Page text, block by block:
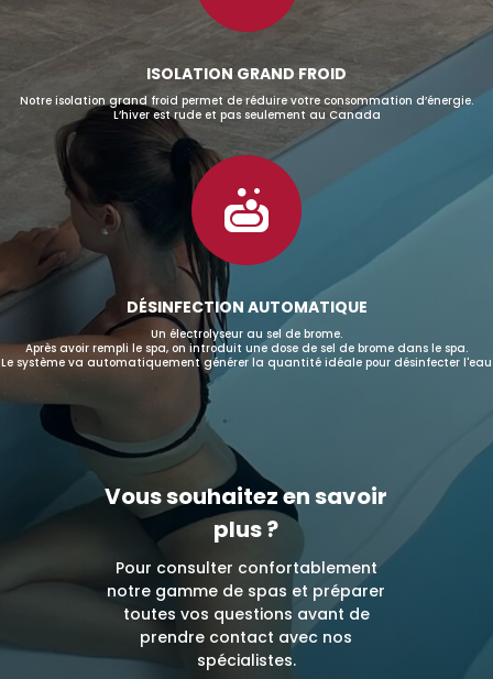
ISOLATION GRAND FROID
Notre isolation grand froid permet de réduire votre consommation d’énergie.
L’hiver est rude et pas seulement au Canada

DÉSINFECTION AUTOMATIQUE
Un électrolyseur au sel de brome.
Après avoir rempli le spa, on introduit une dose de sel de brome dans le spa.
Le système va automatiquement générer la quantité idéale pour désinfecter l'eau
Vous souhaitez en savoir
plus ?
Pour consulter confortablement
notre gamme de spas et préparer
toutes vos questions avant de
prendre contact avec nos
spécialistes.